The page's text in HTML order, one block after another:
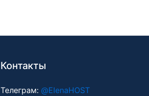
Контакты
Телеграм: @ElenaHOST